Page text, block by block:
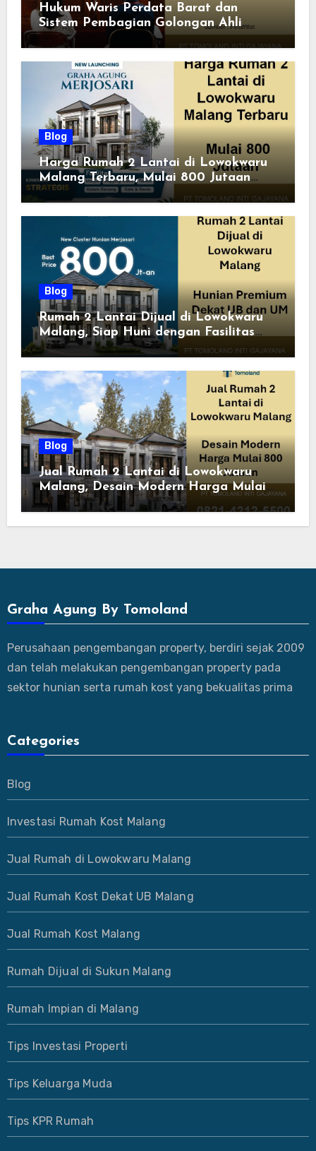
Hukum Waris Perdata Barat dan
Sistem Pembagian Golongan Ahli
Waris
Blog
Harga Rumah 2 Lantai di Lowokwaru
Malang Terbaru, Mulai 800 Jutaan
Tahun 2026
Blog
Rumah 2 Lantai Dijual di Lowokwaru
Malang, Siap Huni dengan Fasilitas
Premium | Graha Agung by Tomoland
Blog
Jual Rumah 2 Lantai di Lowokwaru
Malang, Desain Modern Harga Mulai
800 Jutaan
Graha Agung By Tomoland
Perusahaan pengembangan property, berdiri sejak 2009
dan telah melakukan pengembangan property pada
sektor hunian serta rumah kost yang bekualitas prima
Categories
Blog
Investasi Rumah Kost Malang
Jual Rumah di Lowokwaru Malang
Jual Rumah Kost Dekat UB Malang
Jual Rumah Kost Malang
Rumah Dijual di Sukun Malang
Rumah Impian di Malang
Tips Investasi Properti
Tips Keluarga Muda
Tips KPR Rumah